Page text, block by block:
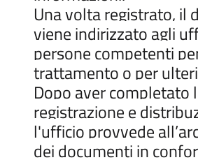
Una volta registrato, il
viene indirizzato agli
persone competenti
trattamento o per
Dopo aver completato
registrazione e
l'ufficio provvede
dei documenti in